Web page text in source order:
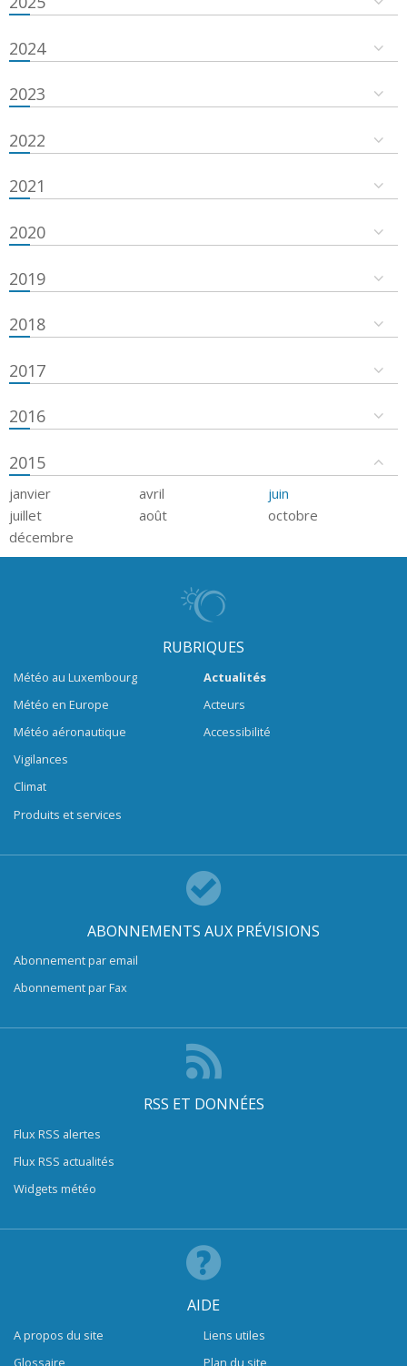
2024
2023
2022
2021
2020
2019
2018
2017
2016
2015
janvier avril
juin
juillet
août
octobre
décembre
RUBRIQUES
Météo au Luxembourg
Météo en Europe
Météo aéronautique
Vigilances
Climat
Produits et services
Actualités
Acteurs
Accessibilité
ABONNEMENTS AUX PRÉVISIONS
Abonnement par email
Abonnement par Fax
RSS ET DONNÉES
Flux RSS alertes
Flux RSS actualités
Widgets météo
AIDE
A propos du site
Glossaire
Liens utiles
Plan du site